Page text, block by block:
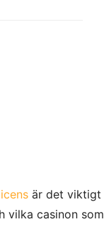
är det viktigt
vilka casinon som